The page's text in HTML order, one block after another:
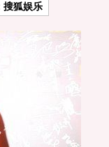
搜狐娱乐